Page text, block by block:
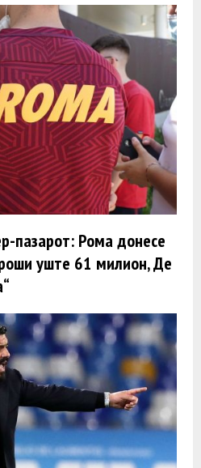
пазарот: Рома донесе
уште 61 милион, Де